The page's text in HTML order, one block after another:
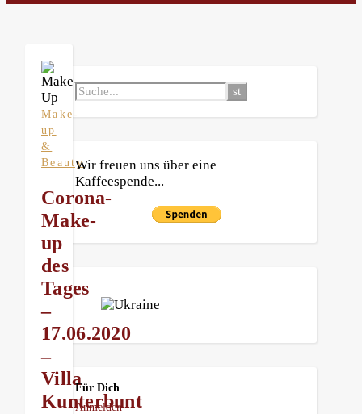
Make-
up
&
Beauty
Corona-
Make-
up
des
Tages
–
17.06.2020
–
Villa
Kunterbunt
Wir freuen uns über eine
Kaffeespende...
Für Dich
Anmelden